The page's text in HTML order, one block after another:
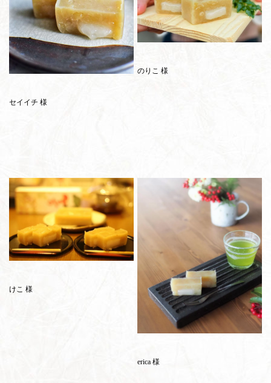
セイイチ 様
のりこ 様
けこ 様
erica 様